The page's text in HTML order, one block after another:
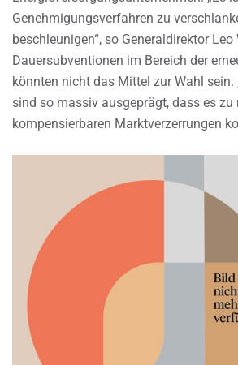
Genehmigungsverfahren zu
beschleunigen“, so Generaldirektor Leo
Dauersubventionen im Bereich der
könnten nicht das Mittel zur Wahl sein.
sind so massiv ausgeprägt, dass es zu
kompensierbaren Marktverzerrungen